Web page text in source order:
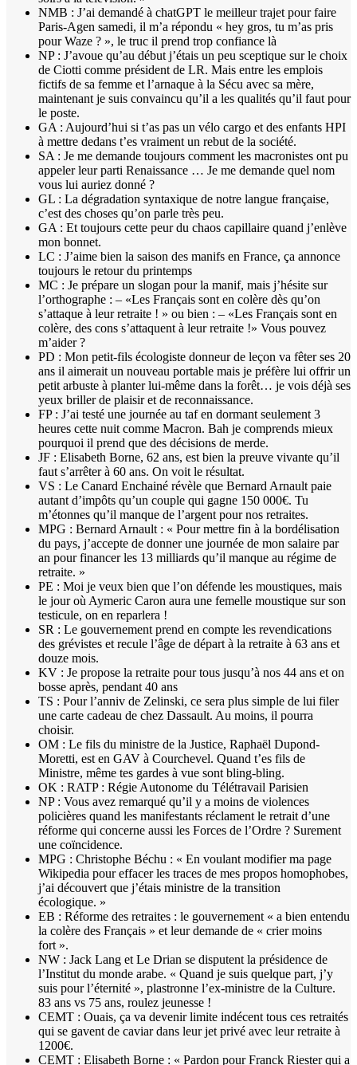
NMB : J’ai demandé à chatGPT le meilleur trajet pour faire
Paris-Agen samedi, il m’a répondu « hey gros, tu m’as pris
pour Waze ? », le truc il prend trop confiance là
NP : J’avoue qu’au début j’étais un peu sceptique sur le choix
de Ciotti comme président de LR. Mais entre les emplois
fictifs de sa femme et l’arnaque à la Sécu avec sa mère,
maintenant je suis convaincu qu’il a les qualités qu’il faut pour
le poste.
GA : Aujourd’hui si t’as pas un vélo cargo et des enfants HPI
à mettre dedans t’es vraiment un rebut de la société.
SA : Je me demande toujours comment les macronistes ont pu
appeler leur parti Renaissance … Je me demande quel nom
vous lui auriez donné ?
GL : La dégradation syntaxique de notre langue française,
c’est des choses qu’on parle très peu.
GA : Et toujours cette peur du chaos capillaire quand j’enlève
mon bonnet.
LC : J’aime bien la saison des manifs en France, ça annonce
toujours le retour du printemps
MC : Je prépare un slogan pour la manif, mais j’hésite sur
l’orthographe : – «Les Français sont en colère dès qu’on
s’attaque à leur retraite ! » ou bien : – «Les Français sont en
colère, des cons s’attaquent à leur retraite !» Vous pouvez
m’aider ?
PD : Mon petit-fils écologiste donneur de leçon va fêter ses 20
ans il aimerait un nouveau portable mais je préfère lui offrir un
petit arbuste à planter lui-même dans la forêt… je vois déjà ses
yeux briller de plaisir et de reconnaissance.
FP : J’ai testé une journée au taf en dormant seulement 3
heures cette nuit comme Macron. Bah je comprends mieux
pourquoi il prend que des décisions de merde.
JF : Elisabeth Borne, 62 ans, est bien la preuve vivante qu’il
faut s’arrêter à 60 ans. On voit le résultat.
VS : Le Canard Enchainé révèle que Bernard Arnault paie
autant d’impôts qu’un couple qui gagne 150 000€. Tu
m’étonnes qu’il manque de l’argent pour nos retraites.
MPG : Bernard Arnault : « Pour mettre fin à la bordélisation
du pays, j’accepte de donner une journée de mon salaire par
an pour financer les 13 milliards qu’il manque au régime de
retraite. »
PE : Moi je veux bien que l’on défende les moustiques, mais
le jour où Aymeric Caron aura une femelle moustique sur son
testicule, on en reparlera !
SR : Le gouvernement prend en compte les revendications
des grévistes et recule l’âge de départ à la retraite à 63 ans et
douze mois.
KV : Je propose la retraite pour tous jusqu’à nos 44 ans et on
bosse après, pendant 40 ans
TS : Pour l’anniv de Zelinski, ce sera plus simple de lui filer
une carte cadeau de chez Dassault. Au moins, il pourra
choisir.
OM : Le fils du ministre de la Justice, Raphaël Dupond-
Moretti, est en GAV à Courchevel. Quand t’es fils de
Ministre, même tes gardes à vue sont bling-bling.
OK : RATP : Régie Autonome du Télétravail Parisien
NP : Vous avez remarqué qu’il y a moins de violences
policières quand les manifestants réclament le retrait d’une
réforme qui concerne aussi les Forces de l’Ordre ? Surement
une coïncidence.
MPG : Christophe Béchu : « En voulant modifier ma page
Wikipedia pour effacer les traces de mes propos homophobes,
j’ai découvert que j’étais ministre de la transition
écologique. »
EB : Réforme des retraites : le gouvernement « a bien entendu
la colère des Français » et leur demande de « crier moins
fort ».
NW : Jack Lang et Le Drian se disputent la présidence de
l’Institut du monde arabe. « Quand je suis quelque part, j’y
suis pour l’éternité », plastronne l’ex-ministre de la Culture.
83 ans vs 75 ans, roulez jeunesse !
CEMT : Ouais, ça va devenir limite indécent tous ces retraités
qui se gavent de caviar dans leur jet privé avec leur retraite à
1200€.
CEMT : Elisabeth Borne : « Pardon pour Franck Riester qui a